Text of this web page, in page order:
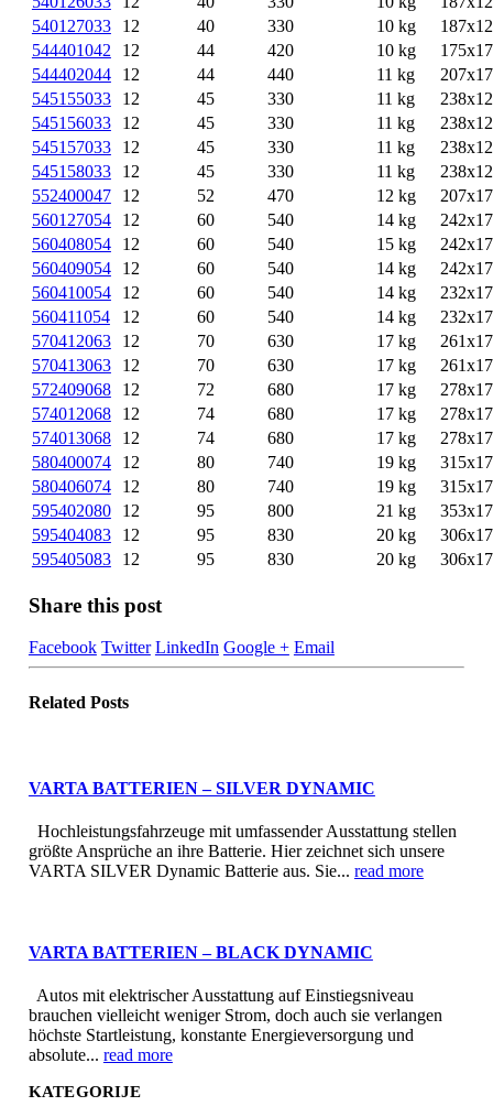
540127033
12 40 330 10 kg
544401042
12 44 420 10 kg
544402044
12 44 440 11 kg
545155033
12 45 330 11 kg
545156033
12 45 330 11 kg
545157033
12 45 330 11 kg
545158033
12 45 330 11 kg
552400047
12 52 470 12 kg
560127054
12 60 540 14 kg
560408054
12 60 540 15 kg
560409054
12 60 540 14 kg
560410054
12 60 540 14 kg
560411054
12 60 540 14 kg
570412063
12 70 630 17 kg
570413063
12 70 630 17 kg
572409068
12 72 680 17 kg
574012068
12 74 680 17 kg
574013068
12 74 680 17 kg
580400074
12 80 740 19 kg
580406074
12 80 740 19 kg
595402080
12 95 800 21 kg
595404083
12 95 830 20 kg
595405083
12 95 830 20 kg
Share this post
Facebook Twitter LinkedIn Google + Email
Related Posts
VARTA BATTERIEN – SILVER DYNAMIC
Hochleistungsfahrzeuge mit umfassender Ausstattung stellen
größte Ansprüche an ihre Batterie. Hier zeichnet sich unsere
VARTA SILVER Dynamic Batterie aus. Sie... read more
VARTA BATTERIEN – BLACK DYNAMIC
Autos mit elektrischer Ausstattung auf Einstiegsniveau
brauchen vielleicht weniger Strom, doch auch sie verlangen
höchste Startleistung, konstante Energieversorgung und
absolute... read more
KATEGORIJE